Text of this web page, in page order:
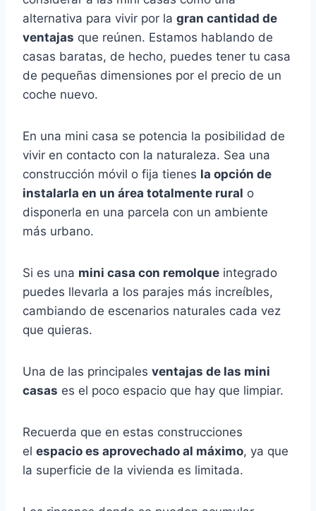
alternativa para vivir por la gran cantidad de
ventajas que reúnen. Estamos hablando de
casas baratas, de hecho, puedes tener tu casa
de pequeñas dimensiones por el precio de un
coche nuevo.
En una mini casa se potencia la posibilidad de
vivir en contacto con la naturaleza. Sea una
construcción móvil o fija tienes la opción de
instalarla en un área totalmente rural o
disponerla en una parcela con un ambiente
más urbano.
Si es una mini casa con remolque integrado
puedes llevarla a los parajes más increíbles,
cambiando de escenarios naturales cada vez
que quieras.
Una de las principales ventajas de las mini
casas es el poco espacio que hay que limpiar.
Recuerda que en estas construcciones
el espacio es aprovechado al máximo, ya que
la superficie de la vivienda es limitada.